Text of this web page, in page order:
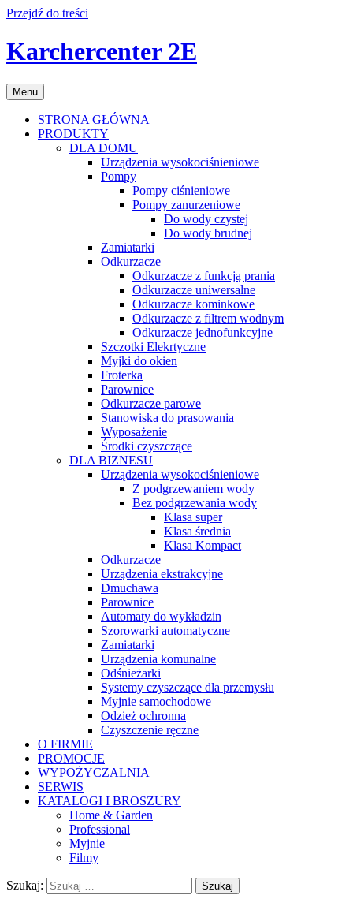
Przejdź do treści
Karchercenter 2E
Menu
STRONA GŁÓWNA
PRODUKTY
DLA DOMU
Urządzenia wysokociśnieniowe
Pompy
Pompy ciśnieniowe
Pompy zanurzeniowe
Do wody czystej
Do wody brudnej
Zamiatarki
Odkurzacze
Odkurzacze z funkcją prania
Odkurzacze uniwersalne
Odkurzacze kominkowe
Odkurzacze z filtrem wodnym
Odkurzacze jednofunkcyjne
Szczotki Elekrtyczne
Myjki do okien
Froterka
Parownice
Odkurzacze parowe
Stanowiska do prasowania
Wyposażenie
Środki czyszczące
DLA BIZNESU
Urządzenia wysokociśnieniowe
Z podgrzewaniem wody
Bez podgrzewania wody
Klasa super
Klasa średnia
Klasa Kompact
Odkurzacze
Urządzenia ekstrakcyjne
Dmuchawa
Parownice
Automaty do wykładzin
Szorowarki automatyczne
Zamiatarki
Urządzenia komunalne
Odśnieżarki
Systemy czyszczące dla przemysłu
Myjnie samochodowe
Odzież ochronna
Czyszczenie ręczne
O FIRMIE
PROMOCJE
WYPOŻYCZALNIA
SERWIS
KATALOGI I BROSZURY
Home & Garden
Professional
Myjnie
Filmy
Szukaj: